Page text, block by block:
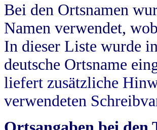
Bei den Ortsnamen
Namen verwendet,
In dieser Liste wurde
deutsche Ortsname
liefert zusätzliche
verwendeten